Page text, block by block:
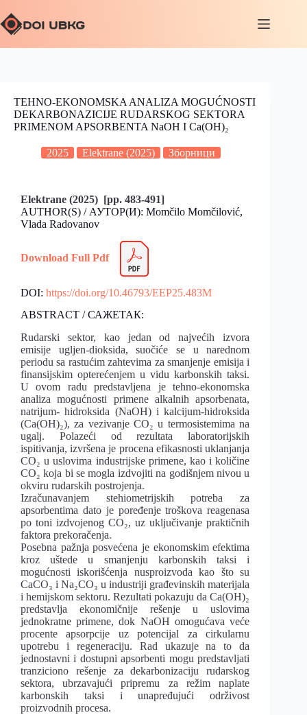
TEHNO-EKONOMSKA ANALIZA MOGUĆNOSTI
DEKARBONAZICIJE RUDARSKOG SEKTORA
PRIMENOM APSORBENTA NaOH I Ca(OH)₂
2025 Elektrane (2025) Зборници
Elektrane (2025) [pp. 483-491]
AUTHOR(S) / АУТОР(И): Momčilo Momčilović,
Vlada Radovanov
Download Full Pdf
DOI: https://doi.org/10.46793/EEP25.483M
ABSTRACT / САЖЕТАК:
Rudarski sektor, kao jedan od najvećih izvora
emisije ugljen-dioksida, suočiće se u narednom
periodu sa rastućim zahtevima za smanjenje emisija i
finansijskim opterećenjem u vidu karbonskih taksi.
U ovom radu predstavljena je tehno-ekonomska
analiza mogućnosti primene alkalnih apsorbenata,
natrijum- hidroksida (NaOH) i kalcijum-hidroksida
(Ca(OH)₂), za vezivanje CO₂ u termosistemima na
ugalj. Polazeći od rezultata laboratorijskih
ispitivanja, izvršena je procena efikasnosti uklanjanja
CO₂ u uslovima industrijske primene, kao i količine
CO₂ koja bi se mogla izdvojiti na godišnjem nivou u
okviru rudarskih postrojenja.
Izračunavanjem stehiometrijskih potreba za
apsorbentima dato je poređenje troškova reagenasa
po toni izdvojenog CO₂, uz uključivanje praktičnih
faktora prekoračenja.
Posebna pažnja posvećena je ekonomskim efektima
kroz uštede u smanjenju karbonskih taksi i
mogućnosti iskorišćenja nusproizvoda kao što su
CaCO₃ i Na₂CO₃ u industriji građevinskih materijala
i hemijskom sektoru. Rezultati pokazuju da Ca(OH)₂
predstavlja ekonomičnije rešenje u uslovima
jednokratne primene, dok NaOH omogućava veće
procente apsorpcije uz potencijal za cirkularnu
upotrebu i regeneraciju. Rad ukazuje na to da
jednostavni i dostupni apsorbenti mogu predstavljati
tranziciono rešenje za dekarbonizaciju rudarskog
sektora, ubrzavajući pripremu za režim naplate
karbonskih taksi i unapređujući održivost
proizvodnih procesa.